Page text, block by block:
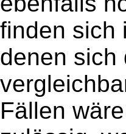
finden sich
denen sich
Fällen